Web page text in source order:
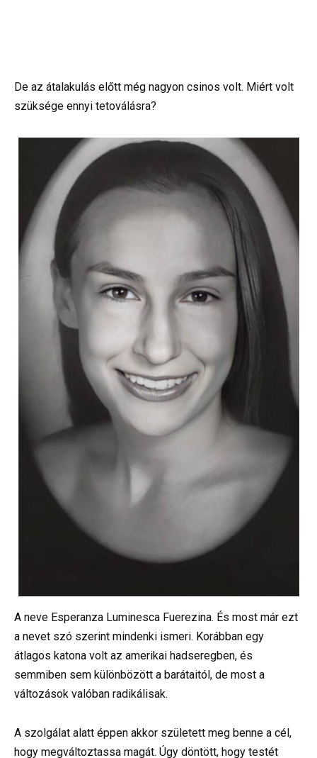
De az átalakulás előtt még nagyon csinos volt. Miért volt
szüksége ennyi tetoválásra?
A neve Esperanza Luminesca Fuerezina. És most már ezt
a nevet szó szerint mindenki ismeri. Korábban egy
átlagos katona volt az amerikai hadseregben, és
semmiben sem különbözött a barátaitól, de most a
változások valóban radikálisak.
A szolgálat alatt éppen akkor született meg benne a cél,
hogy megváltoztassa magát. Úgy döntött, hogy testét